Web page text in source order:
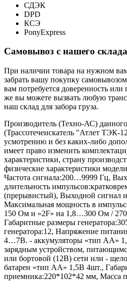
СДЭК
DPD
КСЭ
PonyExpress
Самовывоз с нашего склада
При наличии товара на нужном
забрать вашу покупку
вам потребуется доверенность
же вы можете вызвать любую
наш склад для забора груза.
Производитель (Техно-АС) данного
(Трассотечеискатель "Атлет ТЭК-
усмотрению и без каких-либо
имеет право изменить
характеристики, страну
физические характеристики
Частота сигнала:200…9999 Гц,
длительность импульсов:
(прерывистый), Выходной сигнал
Максимальная мощность в
150 Ом и «2F» на 1,8…300 Ом /
Габаритные размеры генератора:
генератора:12, Напряжение
4…7В. - аккумуляторы «тип АА»
зарядным устройством,
или бортовой (12В) сети или -
батареи «тип АА» 1,5В 4шт.,
приемника:220*102*42 мм, Масса